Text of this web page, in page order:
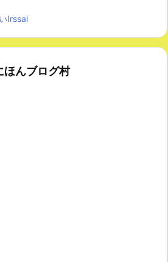
Irssai
ほんブログ村